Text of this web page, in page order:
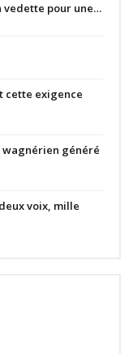
vedette pour une…
cette exigence
wagnérien généré
voix, mille